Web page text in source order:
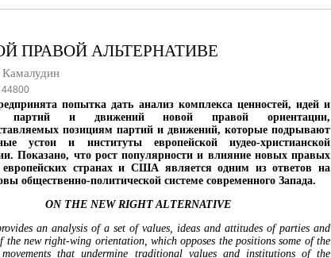
ПРАВОЙ АЛЬТЕРНАТИВЕ
44800
попытка дать анализ комплекса ценностей, идей и
партий и движений новой правой ориентации,
позициям партий и движений, которые подрывают
устои и институты европейской иудео-христианской
Показано, что рост популярности и влияние новых правых
странах и США является одним из ответов на
общественно-политической системе современного Запада.
ON THE NEW RIGHT ALTERNATIVE
an analysis of a set of values, ideas and attitudes of parties and
the new right-wing orientation, which opposes the positions some of the
that undermine traditional values and institutions of the